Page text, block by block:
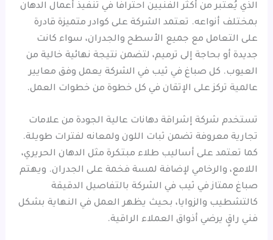
الذي يُعتبر من أكثر الفنيين احترافًا في تنفيذ أعمال الدهان
بمختلف أنواعه. تعتمد الشركة على كوادر متميزة قادرة
على التعامل مع جميع الأسطح والجدران، سواء كانت
جديدة أو بحاجة إلى ترميم، لتضمن نتيجة نهائية خالية من
العيوب. كل صباغ في ثيب في الشركة يعمل وفق معايير
عالمية تركز على الإتقان في كل خطوة من خطوات العمل.
تستخدم شركة إشراقة دهانات عالية الجودة من علامات
تجارية معروفة تضمن ثبات اللون ولمعانه لفترات طويلة.
كما تعتمد على أساليب طلاء مبتكرة مثل الدهان الحريري،
اللامع، والرخامي لإضافة لمسة فخمة على الجدران. ويهتم
صباغ ممتاز في ثيب في الشركة بالتفاصيل الدقيقة
كالتشطيب والزوايا، بحيث يظهر العمل في النهاية بشكل
فني راقٍ يرضي أذواق العملاء الراقية.